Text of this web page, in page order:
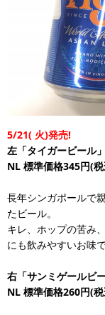
5/21( 火)発売!
左「タイガービール」
NL 標準価格345円(
長年シンガポールで
たビール。
キレ、ホップの苦み
にも飲みやすいお味で
右「サンミゲールビー
NL 標準価格260円(